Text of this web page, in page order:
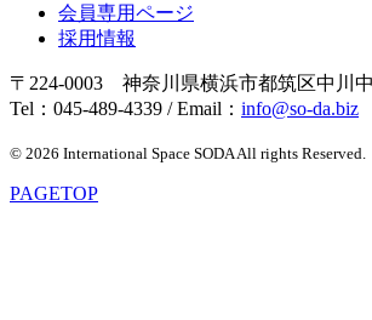
会員専用ページ
採用情報
〒224-0003 神奈川県横浜市都筑区中川
Tel：045-489-4339 / Email： info@so-da.biz
© 2026 International Space SODA All rights Reserved.
PAGETOP